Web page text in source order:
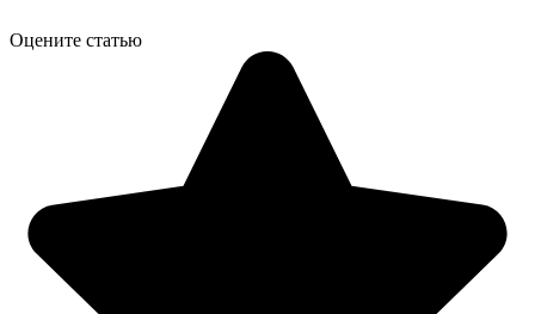
Оцените статью